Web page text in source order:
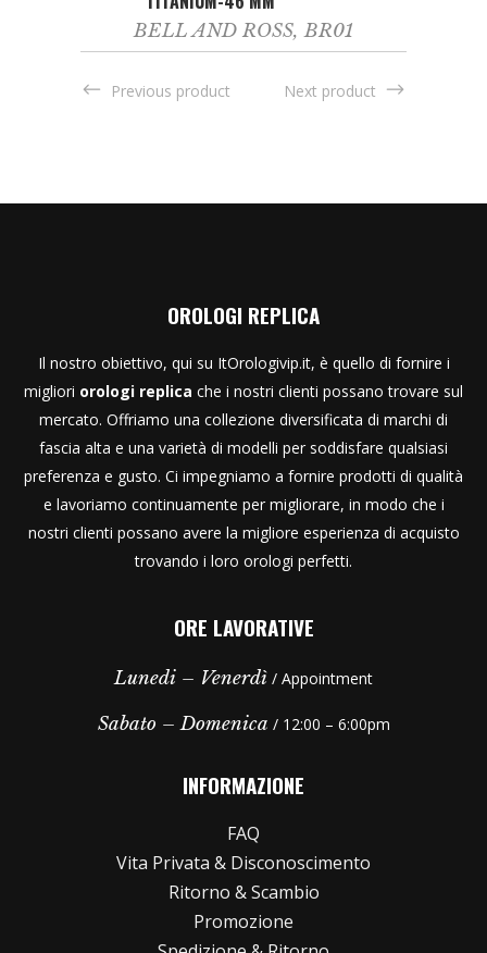
BELL AND ROSS,BR01
Previous product Next product
OROLOGI REPLICA
Il nostro obiettivo, qui su ItOrologivip.it, è quello di fornire i
migliori orologi replica che i nostri clienti possano trovare sul
mercato. Offriamo una collezione diversificata di marchi di
fascia alta e una varietà di modelli per soddisfare qualsiasi
preferenza e gusto. Ci impegniamo a fornire prodotti di qualità
e lavoriamo continuamente per migliorare, in modo che i
nostri clienti possano avere la migliore esperienza di acquisto
trovando i loro orologi perfetti.
ORE LAVORATIVE
Lunedi – Venerdì / Appointment
Sabato – Domenica / 12:00 – 6:00pm
INFORMAZIONE
FAQ
Vita Privata & Disconoscimento
Ritorno & Scambio
Promozione